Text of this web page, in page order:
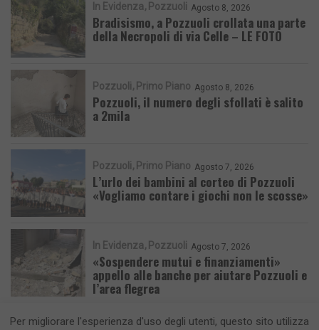
In Evidenza Pozzuoli Agosto 8, 2026
Bradisismo, a Pozzuoli crollata una parte
della Necropoli di via Celle – LE FOTO
Pozzuoli Primo Piano Agosto 8, 2026
Pozzuoli, il numero degli sfollati è salito
a 2mila
Pozzuoli Primo Piano Agosto 7, 2026
L’urlo dei bambini al corteo di Pozzuoli
«Vogliamo contare i giochi non le scosse»
In Evidenza Pozzuoli Agosto 7, 2026
«Sospendere mutui e finanziamenti»
appello alle banche per aiutare Pozzuoli e
l’area flegrea
Per migliorare l'esperienza d'uso degli utenti, questo sito utilizza